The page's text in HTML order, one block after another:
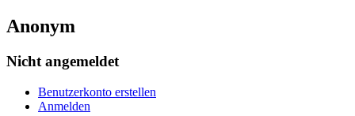
Anonym
Nicht angemeldet
Benutzerkonto erstellen
Anmelden